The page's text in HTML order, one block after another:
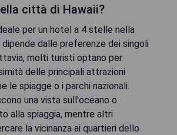
città di Hawaii?
per un hotel a 4 stelle nella
dalle preferenze dei singoli
molti turisti optano per
delle principali attrazioni
le spiagge o i parchi nazionali.
una vista sull'oceano o
alla spiaggia, mentre altri
la vicinanza ai quartieri dello